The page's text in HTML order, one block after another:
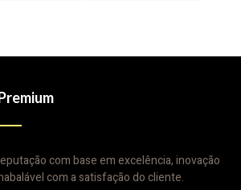
com base em excelência, inovação
com a satisfação do cliente.